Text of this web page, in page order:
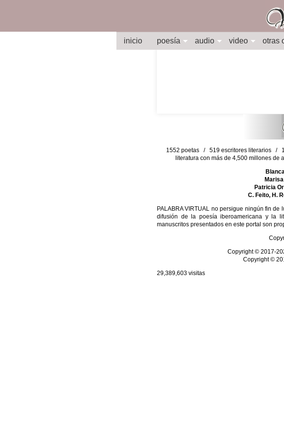
inicio poesía audio video otras
1552 poetas / 519 escritores literarios /
literatura con más de 4,500 millones de
Patricia
C. Feito, H.
PALABRA VIRTUAL no persigue ningún fin
difusión de la poesía iberoamericana y la
manuscritos presentados en este portal son
Copyright © 2017-
Copyright ©
29,389,603 visitas